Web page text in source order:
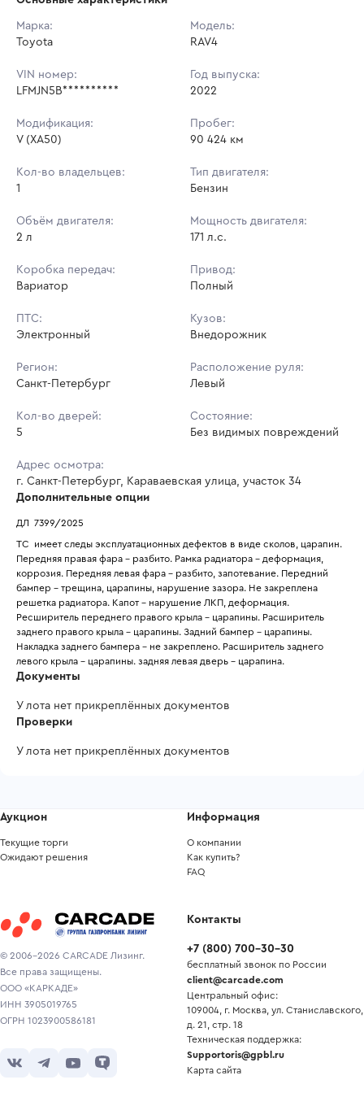
Шаг торгов: 27 765 ₽
Кол-во ставок:
Ставок не найдено
в аукционах
Марка:
Toyota
Модель:
RAV4
VIN номер:
LFMJN5B**********
Год выпуска:
2022
Модификация:
V (XA50)
Пробег:
90 424 км
Кол-во владельцев:
1
Тип двигателя:
Бензин
Объём двигателя:
2 л
Мощность двигателя:
171 л.с.
Коробка передач:
Вариатор
Привод:
Полный
ПТС:
Электронный
Кузов:
Внедорожник
Регион:
Санкт-Петербург
Расположение руля:
Левый
Кол-во дверей:
5
Состояние:
Без видимых повреждений
Адрес осмотра:
г. Санкт-Петербург, Караваевская улица, участок 34
Дополнительные опции
ДЛ  7399/2025
ТС  имеет следы эксплуатационных дефектов в виде сколов, царапин.
Передняя правая фара - разбито. Рамка радиатора - деформация,
коррозия. Передняя левая фара - разбито, запотевание. Передний
бампер - трещина, царапины, нарушение зазора. Не закреплена
решетка радиатора. Капот - нарушение ЛКП, деформация.
Ресширитель переднего правого крыла - царапины. Расширитель
заднего правого крыла - царапины. Задний бампер - царапины.
Накладка заднего бампера - не закреплено. Расширитель заднего
левого крыла - царапины. задняя левая дверь - царапина.
Документы
У лота нет прикреплённых документов
Проверки
У лота нет прикреплённых документов
© 2006-2026 CARCADE Лизинг.
Все права защищены.
ООО «КАРКАДЕ»
ИНН 3905019765
ОГРН 1023900586181
Аукцион
Текущие торги
Ожидают решения
Информация
О компании
Как купить?
FAQ
Контакты
+7 (800) 700-30-30
бесплатный звонок по России
client@carcade.com
Центральный офис:
109004, г. Москва, ул. Станиславского,
д. 21, стр. 18
Техническая поддержка:
Supportoris@gpbl.ru
Карта сайта